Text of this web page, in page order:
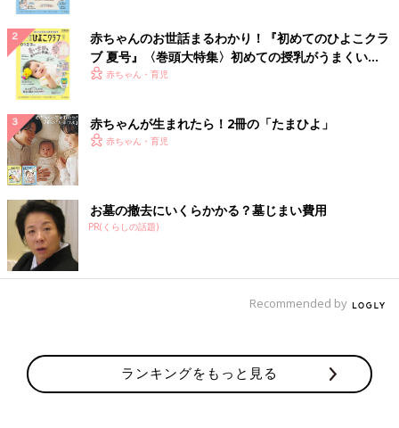
赤ちゃんのお世話まるわかり！『初めてのひよこクラ
ブ 夏号』〈巻頭大特集〉初めての授乳がうまくい
く！ おっぱい・ミルクの基本と夏のトラブル 解決テ
赤ちゃん・育児
赤ちゃんが生まれたら！2冊の「たまひよ」
赤ちゃん・育児
お墓の撤去にいくらかかる？墓じまい費用
PR(くらしの話題)
Recommended by
ランキングをもっと見る